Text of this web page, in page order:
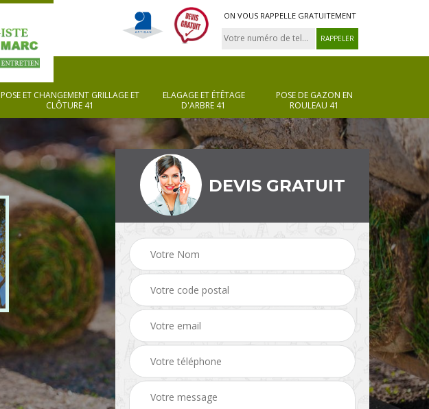
ON VOUS RAPPELLE GRATUITEMENT
POSE ET CHANGEMENT GRILLAGE ET
CLÔTURE 41
ELAGAGE ET ÉTÊTAGE
D'ARBRE 41
POSE DE GAZON EN
ROULEAU 41
Paysagiste 41 Taille de haie 41
DEVIS GRATUIT